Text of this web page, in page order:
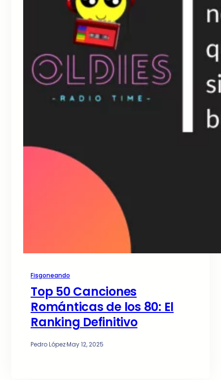
Fisgoneando
Top 50 Canciones
Románticas de los 80: El
Ranking Definitivo
Pedro López·May 12, 2025